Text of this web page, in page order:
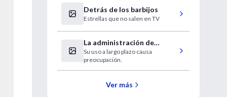
Detrás de los barbijos
Estrellas que no salen en TV
La administración de
estatinas a los niños
provoca debate
Su uso a largo plazo causa
preocupación.
Ver más